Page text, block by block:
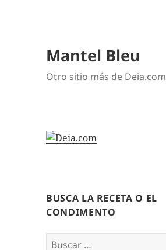
Mantel Bleu
Otro sitio más de Deia.com
BUSCA LA RECETA O EL
CONDIMENTO
Buscar: